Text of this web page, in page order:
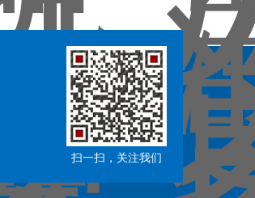
扫一扫，关注我们